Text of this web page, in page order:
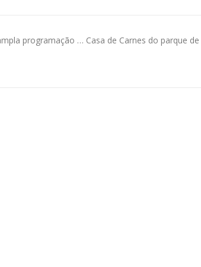
programação … Casa de Carnes do parque de